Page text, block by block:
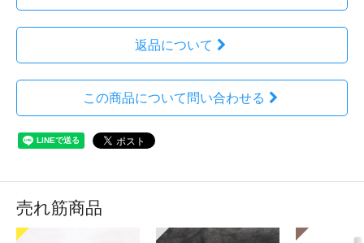
返品について
この商品について問い合わせる
売れ筋商品